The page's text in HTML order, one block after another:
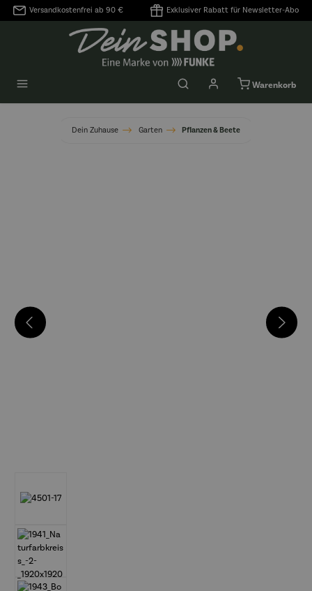
springen
Versandkostenfrei ab 90 € Exklusiver Rabatt für Newsletter-Abo
Warenkorb
Dein Zuhause Garten Pflanzen & Beete